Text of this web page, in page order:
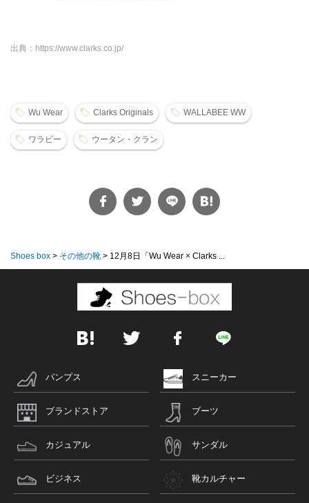
出典：https://www.clarks.co.jp/
Wu Wear Clarks Originals WALLABEE WW
ワラビー ウータン・クラン
Shoes box > その他の靴 > 12月8日「Wu Wear × Clarks ...
パンプス スニーカー
ブランドストア ブーツ
カジュアル サンダル
ビジネス 靴カルチャー